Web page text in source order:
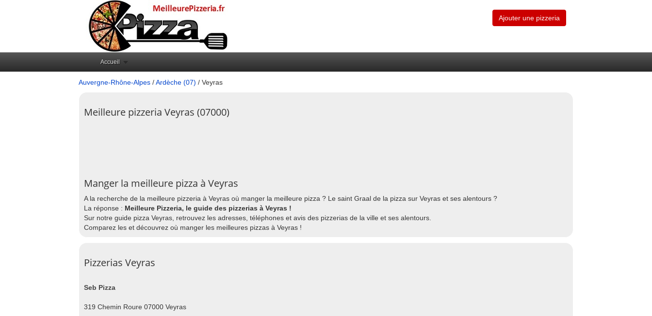
Ajouter une pizzeria
Accueil
Auvergne-Rhône-Alpes /Ardèche (07) / Veyras
Meilleure pizzeria Veyras (07000)
Manger la meilleure pizza à Veyras
A la recherche de la meilleure pizzeria à Veyras où manger la meilleure pizza ? Le saint Graal de la pizza sur Veyras et ses alentours ?
La réponse : Meilleure Pizzeria, le guide des pizzerias à Veyras !
Sur notre guide pizza Veyras, retrouvez les adresses, téléphones et avis des pizzerias de la ville et ses alentours.
Comparez les et découvrez où manger les meilleures pizzas à Veyras !
Pizzerias Veyras
Seb Pizza
319 Chemin Roure 07000 Veyras